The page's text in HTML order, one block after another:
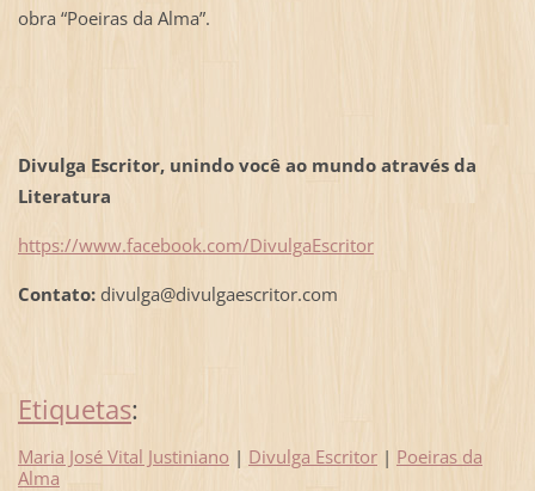
obra “Poeiras da Alma”.
Divulga Escritor, unindo você ao mundo através da
Literatura
https://www.facebook.com/DivulgaEscritor
Contato:divulga@divulgaescritor.com
Etiquetas:
Maria José Vital Justiniano | Divulga Escritor | Poeiras da
Alma